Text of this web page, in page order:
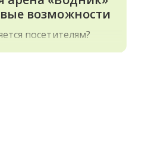
возможности
посетителям?